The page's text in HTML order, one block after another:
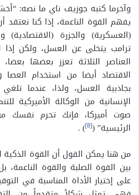
وآخرما كتبه جوزيف ناي ما نصه:
يفهم القوة الناعمة، إذا كنا
(العسكرية) والجزرة (الاقتصادية)
ترامب يتخلى عن العسل، ولكن
العناصر الثلاثة تعزز بعضها
الاقتصاد أيضا من استخدام العصا
بجاذبية العسل، ولذا، عندما
الإنسانية من الوكالة الأميركية
صوت أميركا، فإنك تحرم نفسك
الرئيسية” ([8]
) .
من هنا يمكن القول أن القوة
بين القوة الصلبة والقوة
على إختيار الأداة المناسبة في